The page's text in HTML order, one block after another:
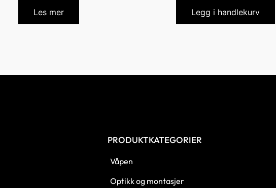
Les mer Legg i handlekurv
PRODUKTKATEGORIER
Våpen
Optikk og montasjer